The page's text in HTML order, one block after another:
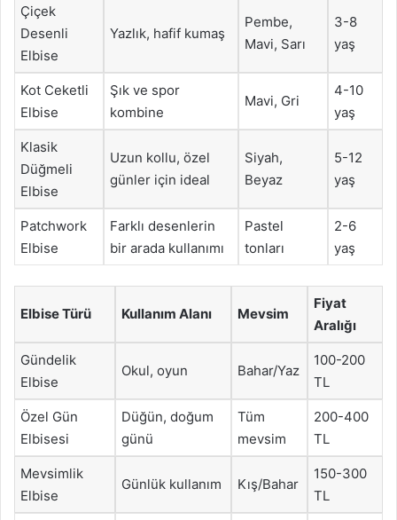
Çiçek
Desenli
Elbise
Yazlık, hafif kumaş
Pembe,
Mavi, Sarı
3-8
yaş
Kot Ceketli
Elbise
Şık ve spor
kombine
Mavi, Gri
4-10
yaş
Klasik
Düğmeli
Elbise
Uzun kollu, özel
günler için ideal
Siyah,
Beyaz
5-12
yaş
Patchwork
Elbise
Farklı desenlerin
bir arada kullanımı
Pastel
tonları
2-6
yaş
Elbise Türü Kullanım Alanı Mevsim
Fiyat
Aralığı
Gündelik
Elbise
Okul, oyun Bahar/Yaz
100-200
TL
Özel Gün
Elbisesi
Düğün, doğum
günü
Tüm
mevsim
200-400
TL
Mevsimlik
Elbise
Günlük kullanım Kış/Bahar
150-300
TL